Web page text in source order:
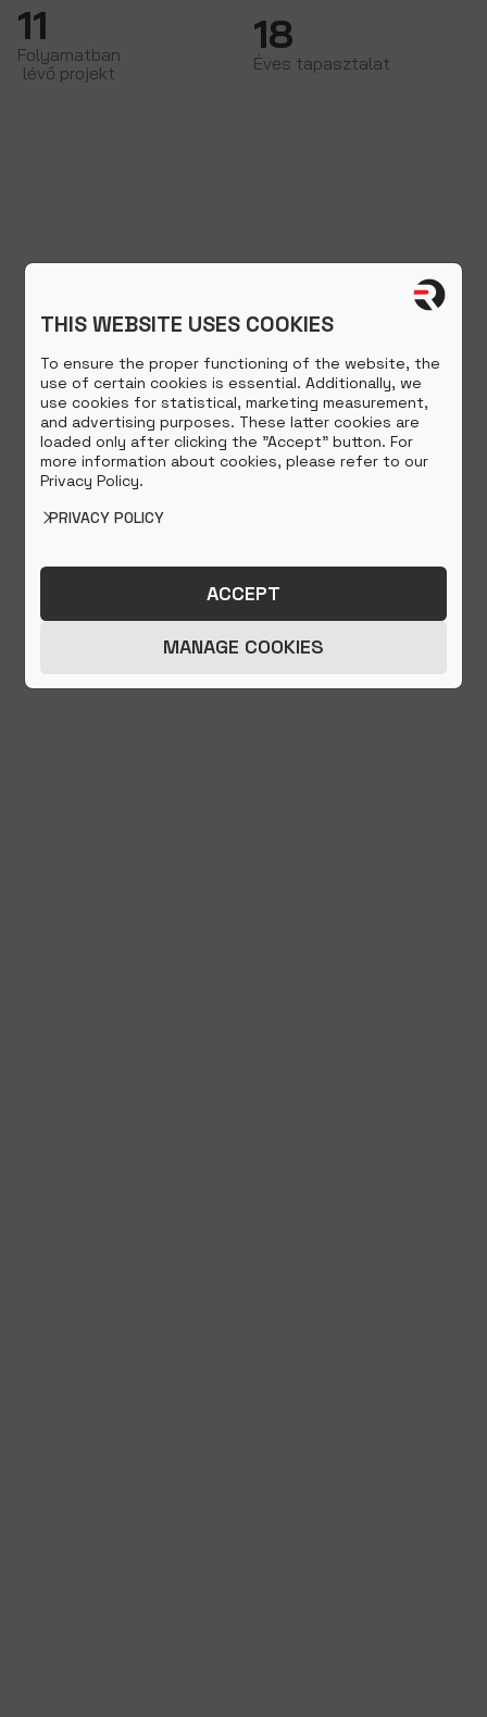
11
Folyamatban
lévő projekt
18
Éves tapasztalat
THIS WEBSITE USES COOKIES
To ensure the proper functioning of the website, the
use of certain cookies is essential. Additionally, we
use cookies for statistical, marketing measurement,
and advertising purposes. These latter cookies are
loaded only after clicking the "Accept" button. For
more information about cookies, please refer to our
Privacy Policy.
PRIVACY POLICY
MANAGE COOKIES
ACCEPT